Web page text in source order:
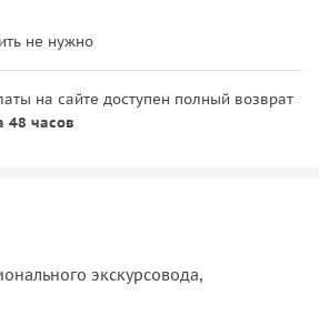
не нужно
на сайте доступен полный возврат
48 часов
экскурсовода,